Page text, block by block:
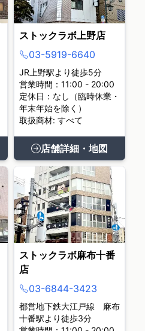
ストックラボ上野店
03-5919-6640
JR上野駅より徒歩5分
営業時間：11:00 - 20:00
定休日：なし（臨時休業・
年末年始を除く）
取扱商材: すべて
店舗詳細・地図
ストックラボ麻布十番
店
03-6844-3423
都営地下鉄大江戸線 麻布
十番駅より徒歩3分